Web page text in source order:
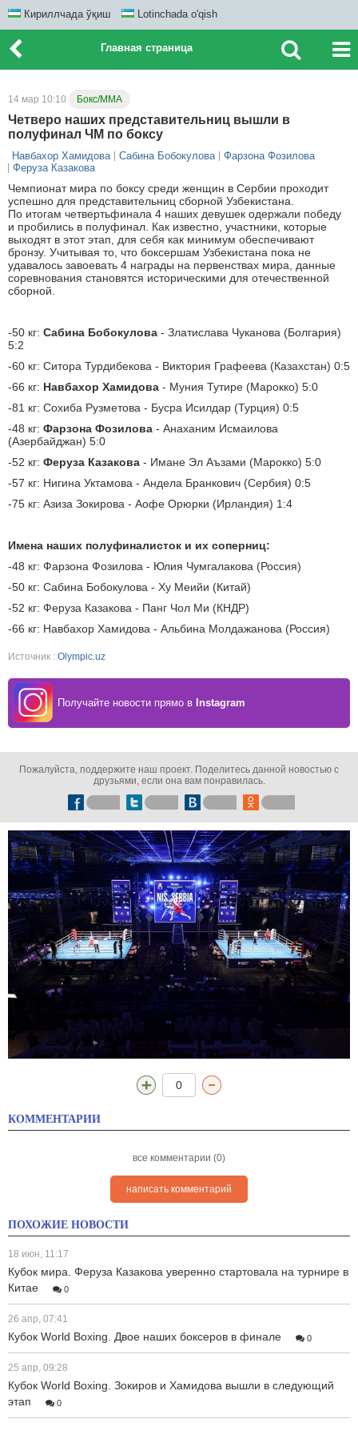
Кириллчада ўқиш Lotinchada o'qish
Главная страница
14 мар 10:10 Бокс/ММА
Четверо наших представительниц вышли в
полуфинал ЧМ по боксу
Навбахор Хамидова Сабина Бобокулова
Фарзона Фозилова
Феруза Казакова
Чемпионат мира по боксу среди женщин в Сербии проходит
успешно для представительниц сборной Узбекистана.
По итогам четвертьфинала 4 наших девушек одержали победу
и пробились в полуфинал. Как известно, участники, которые
выходят в этот этап, для себя как минимум обеспечивают
бронзу. Учитывая то, что боксершам Узбекистана пока не
удавалось завоевать 4 награды на первенствах мира, данные
соревнования становятся историческими для отечественной
сборной.
-50 кг: Сабина Бобокулова - Златислава Чуканова (Болгария)
5:2
-60 кг: Ситора Турдибекова - Виктория Графеева (Казахстан) 0:5
-66 кг: Навбахор Хамидова - Муния Тутире (Марокко) 5:0
-81 кг: Сохиба Рузметова - Бусра Исилдар (Турция) 0:5
-48 кг: Фарзона Фозилова - Анаханим Исмаилова
(Азербайджан) 5:0
-52 кг: Феруза Казакова - Имане Эл Аъзами (Марокко) 5:0
-57 кг: Нигина Уктамова - Андела Бранкович (Сербия) 0:5
-75 кг: Азиза Зокирова - Аофе Орюрки (Ирландия) 1:4
Имена наших полуфиналисток и их соперниц:
-48 кг: Фарзона Фозилова - Юлия Чумгалакова (Россия)
-50 кг: Сабина Бобокулова - Ху Меийи (Китай)
-52 кг: Феруза Казакова - Панг Чол Ми (КНДР)
-66 кг: Навбахор Хамидова - Альбина Молдажанова (Россия)
Источник : Olympic.uz
Получайте новости прямо в Instagram
Пожалуйста, поддержите наш проект. Поделитесь данной новостью с
друзьями, если она вам понравилась.
0
КОММЕНТАРИИ
все комментарии (0)
написать комментарий
ПОХОЖИЕ НОВОСТИ
18 июн, 11:17
Кубок мира. Феруза Казакова уверенно стартовала на турнире в
Китае
0
26 апр, 07:41
Кубок World Boxing. Двое наших боксеров в финале 0
25 апр, 09:28
Кубок World Boxing. Зокиров и Хамидова вышли в следующий
этап
0